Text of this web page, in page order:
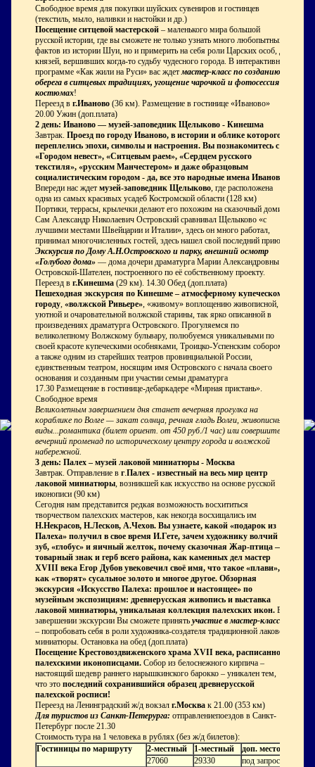
Свободное время для покупки шуйских сувениров и гостинцев
(текстиль, мыло, наливки и настойки и др.)
Посещение ситцевой мастерской – маленького мира большой
русской истории, где вы сможете не только узнать много любопытных
фактов из истории Шуи, но и примерить на себя роли Царских особ, да
князей, вершивших когда-то судьбу чудесного города. В интерактивной
программе «Как жили на Руси» вас ждетмастер-класс по созданию
оберега в ситцевых традициях, угощение чарочкой и фотосессия в
костюмах!
Переезд в г.Иваново (36 км). Размещение в гостинице «Иваново»
20.00 Ужин (доп.плата)
2 день: Иваново — музей-заповедник Щелыково - Кинешма
Завтрак. Проезд по городу Иваново, в истории и облике которого
переплелись эпохи, символы и настроения. Вы познакомитесь с
«Городом невест», «Ситцевым раем», «Сердцем русского
текстиля», «русским Манчестером» и даже образцовым
социалистическим городом - да, все это народные имена Иваново!
Впереди нас ждет музей-заповедник Щелыково, где расположена
одна из самых красивых усадеб Костромской области (128 км)
Портики, террасы, крылечки делают его похожим на сказочный домик.
Сам Александр Николаевич Островский сравнивал Щелыково «с
лучшими местами Швейцарии и Италии», здесь он много работал,
принимал многочисленных гостей, здесь нашел свой последний приют.
Экскурсия по Дому А.Н.Островского и парку, внешний осмотр
«Голубого дома» — дома дочери драматурга Марии Александровны
Островской-Шателен, построенного по её собственному проекту.
Переезд в г.Кинешма (29 км). 14.30 Обед (доп.плата)
Пешеходная экскурсия по Кинешме – атмосферному купеческому
городу, «волжской Ривьере», «живому» воплощению живописной,
уютной и очаровательной волжской старины, так ярко описанной в
произведениях драматурга Островского. Прогуляемся по
великолепному Волжскому бульвару, полюбуемся уникальными по
своей красоте купеческими особняками, Троицко-Успенским собором,
а также одним из старейших театров провинциальной России,
единственным театром, носящим имя Островского с начала своего
основания и созданным при участии семьи драматурга
17.30 Размещение в гостинице-дебаркадере «Мирная пристань».
Свободное время
Великолепным завершением дня станет вечерняя прогулка на
кораблике по Волге — закат солнца, речная гладь Волги, живописные
виды...романтика (билет ориент. от 450 руб./1 час) или совершите
вечерний променад по историческому центру города и волжской
набережной.
3 день: Палех – музей лаковой миниатюры - Москва
Завтрак. Отправление в г.Палех - известный на весь мир центр
лаковой миниатюры, возникшей как искусство на основе русской
иконописи (90 км)
Сегодня нам представится редкая возможность восхититься
творчеством палехских мастеров, как некогда восхищались им
Н.Некрасов, Н.Лесков, А.Чехов. Вы узнаете, какой «подарок из
Палеха» получил в свое время И.Гете, зачем художнику волчий
зуб, «глобус» и яичный желток, почему сказочная Жар-птица —
товарный знак и герб всего района, как каменных дел мастер
XVIII века Егор Дубов увековечил своё имя, что такое «плави»,
как «творят» сусальное золото и многое другое. Обзорная
экскурсия «Искусство Палеха: прошлое и настоящее» по
музейным экспозициям: древнерусская живопись и выставка
лаковой миниатюры, уникальная коллекция палехских икон. В
завершении экскурсии Вы сможете принять участие в мастер-классе
– попробовать себя в роли художника-создателя традиционной лаковой
миниатюры. Остановка на обед (доп.плата)
Посещение Крестовоздвиженского храма XVII века, расписанного
палехскими иконописцами. Собор из белоснежного кирпича –
настоящий шедевр раннего нарышкинского барокко – уникален тем,
что это последний сохранившийся образец древнерусской
палехской росписи!
Переезд на Ленинградский ж/д вокзал г.Москва к 21.00 (353 км)
Для туристов из Санкт-Петерурга: отправлениепоездов в Санкт-
Петербург после 21.30
Стоимость тура на 1 человека в рублях (без ж/д билетов):
Гостиницы по маршруту
2-местный 1-местный
доп. место
27060
29330
под запрос